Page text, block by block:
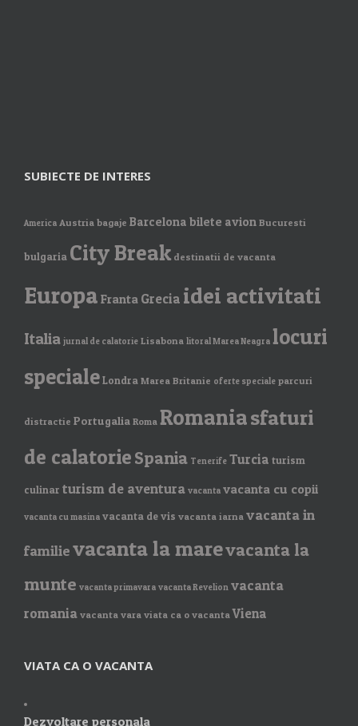
SUBIECTE DE INTERES
America Austria bagaje Barcelona bilete avion Bucuresti
bulgaria City Break destinatii de vacanta
Europa Franta Grecia idei activitati
Italia jurnal de calatorie Lisabona litoral Marea Neagra locuri
specialeLondra Marea Britanie oferte speciale parcuri
distractie Portugalia Roma Romaniasfaturi
de calatorieSpania Tenerife Turcia turism
culinar turism de aventura vacanta vacanta cu copii
vacanta cu masina vacanta de vis vacanta iarna vacanta in
familievacanta la marevacanta la
munte vacanta primavara vacanta Revelion vacanta
romania vacanta vara viata ca o vacanta Viena
VIATA CA O VACANTA
Dezvoltare personala